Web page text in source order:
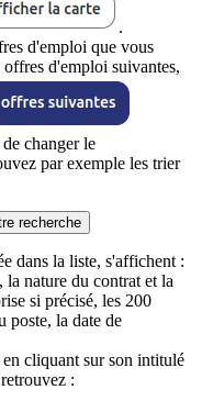
.
d'emploi que vous
d'emploi suivantes,
changer le
par exemple les trier
recherche
dans la liste, s'affichent :
nature du contrat et la
si précisé, les 200
poste, la date de
cliquant sur son intitulé
: